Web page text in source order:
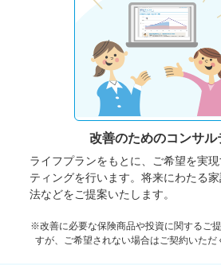
改善のためのコンサル
ライフプランをもとに、ご希望を実
ティングを行います。将来にわたる
法などをご提案いたします。
※改善に必要な保険商品や投資に関するご
すが、ご希望されない場合はご契約いただ